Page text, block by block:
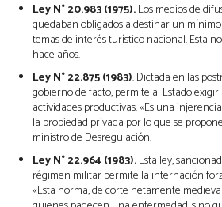
Ley N° 20.983 (1975).Los medios de
quedaban obligados a destinar un
temas de interés turístico nacional. Esta
hace años.
Ley N° 22.875 (1983). Dictada en las
gobierno de facto, permite al Estado
actividades productivas. «Es una
la propiedad privada por lo que se
ministro de Desregulación.
Ley N° 22.964 (1983).Esta ley,
régimen militar permite la internación
«Esta norma, de corte netamente